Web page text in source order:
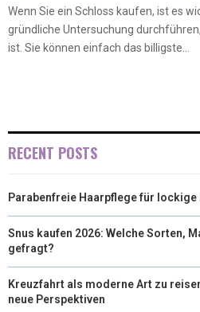
Wenn Sie ein Schloss kaufen, ist es
gründliche Untersuchung
ist. Sie können einfach das billigste...
RECENT POSTS
Parabenfreie Haarpflege für lockige
Snus kaufen 2026: Welche Sorten,
gefragt?
Kreuzfahrt als moderne Art zu
neue Perspektiven